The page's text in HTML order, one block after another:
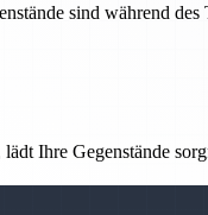
sind während des
Ihre Gegenstände